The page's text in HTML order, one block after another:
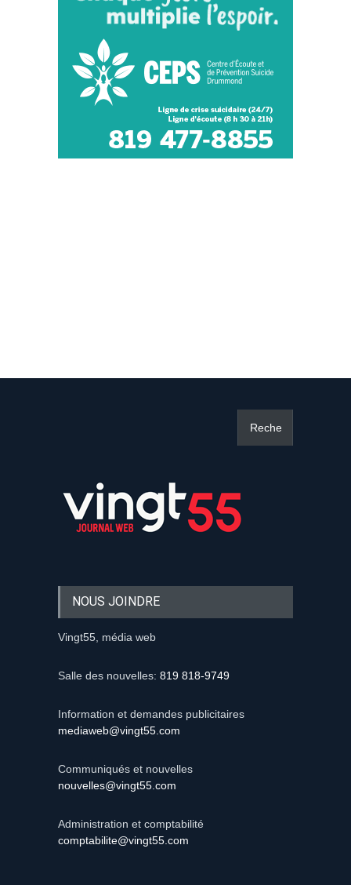
NOUS JOINDRE
Vingt55, média web
Salle des nouvelles: 819 818-9749
Information et demandes publicitaires
mediaweb@vingt55.com
Communiqués et nouvelles
nouvelles@vingt55.com
Administration et comptabilité
comptabilite@vingt55.com